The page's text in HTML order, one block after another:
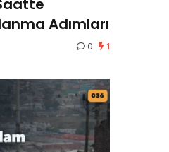
Adımları
0 1